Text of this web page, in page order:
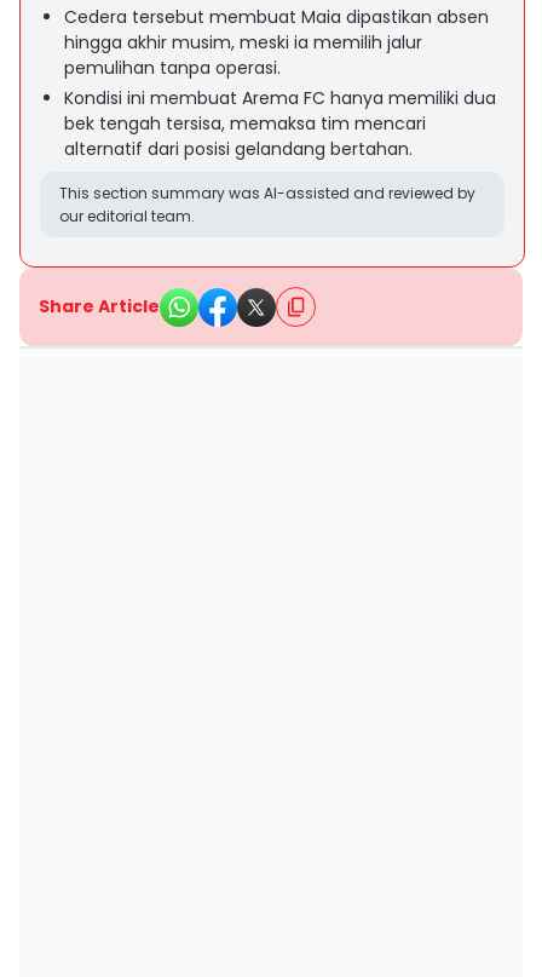
Cedera tersebut membuat Maia dipastikan absen
hingga akhir musim, meski ia memilih jalur
pemulihan tanpa operasi.
Kondisi ini membuat Arema FC hanya memiliki dua
bek tengah tersisa, memaksa tim mencari
alternatif dari posisi gelandang bertahan.
This section summary was AI-assisted and reviewed by
our editorial team.
Share Article